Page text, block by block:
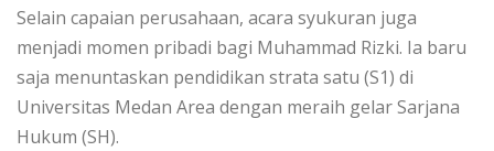
Selain capaian perusahaan, acara syukuran juga
menjadi momen pribadi bagi Muhammad Rizki. Ia baru
saja menuntaskan pendidikan strata satu (S1) di
Universitas Medan Area dengan meraih gelar Sarjana
Hukum (SH).